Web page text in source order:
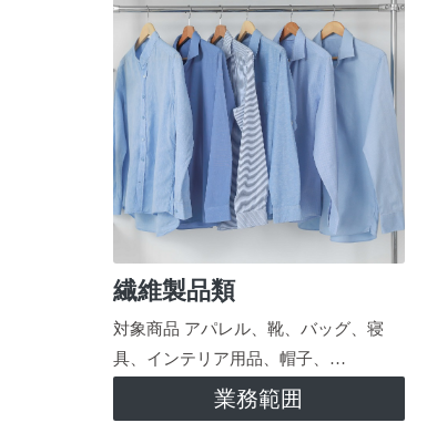
繊維製品類
対象商品 アパレル、靴、バッグ、寝
具、インテリア用品、帽子、…
業務範囲